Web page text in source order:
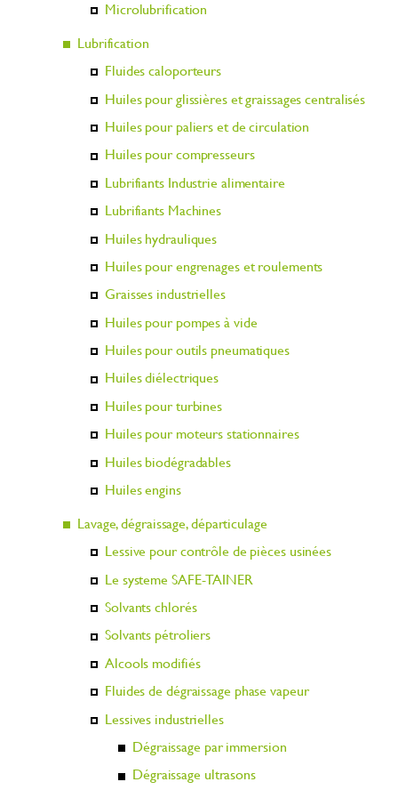
Microlubrification
Lubrification
Fluides caloporteurs
Huiles pour glissières et graissages centralisés
Huiles pour paliers et de circulation
Huiles pour compresseurs
Lubrifiants Industrie alimentaire
Lubrifiants Machines
Huiles hydrauliques
Huiles pour engrenages et roulements
Graisses industrielles
Huiles pour pompes à vide
Huiles pour outils pneumatiques
Huiles diélectriques
Huiles pour turbines
Huiles pour moteurs stationnaires
Huiles biodégradables
Huiles engins
Lavage, dégraissage, départiculage
Lessive pour contrôle de pièces usinées
Le systeme SAFE-TAINER
Solvants chlorés
Solvants pétroliers
Alcools modifiés
Fluides de dégraissage phase vapeur
Lessives industrielles
Dégraissage par immersion
Dégraissage ultrasons